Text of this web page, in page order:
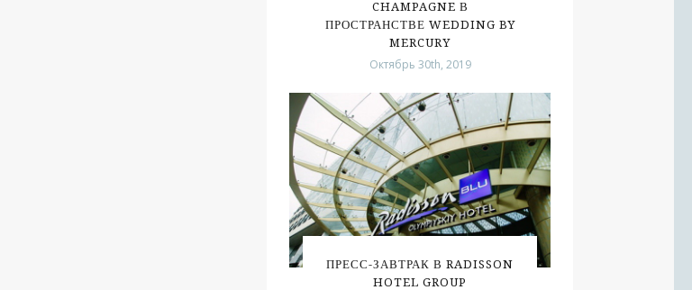
CHAMPAGNE В
ПРОСТРАНСТВЕ WEDDING BY
MERCURY
Октябрь 30th, 2019
ПРЕСС-ЗАВТРАК В RADISSON
HOTEL GROUP